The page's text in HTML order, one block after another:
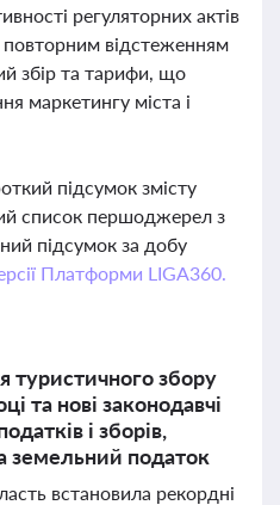
регуляторних актів
відстеженням
збір та тарифи, що
маркетингу міста і
підсумок змісту
список першоджерел з
підсумок за добу
Платформи LIGA360.
туристичного збору
та нові законодавчі
і зборів,
земельний податок
встановила рекордні